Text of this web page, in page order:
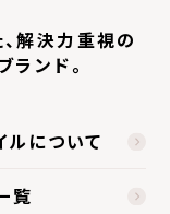
解決力重視の
ランド。
ルについて
覧